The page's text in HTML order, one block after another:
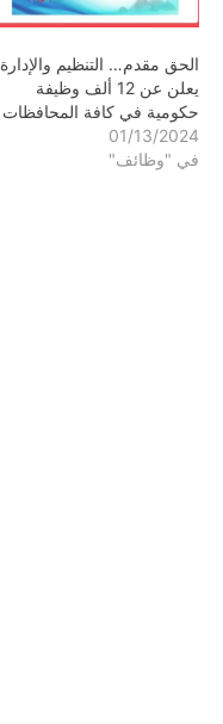
الحق مقدم… التنظيم والإدارة
يعلن عن 12 ألف وظيفة
حكومية في كافة المحافظات
01/13/2024
في "وظائف"